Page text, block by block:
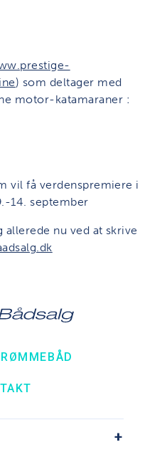
) som deltager med
motor-katamaraner :
vil få verdenspremiere i
14. september
nu ved at skrive